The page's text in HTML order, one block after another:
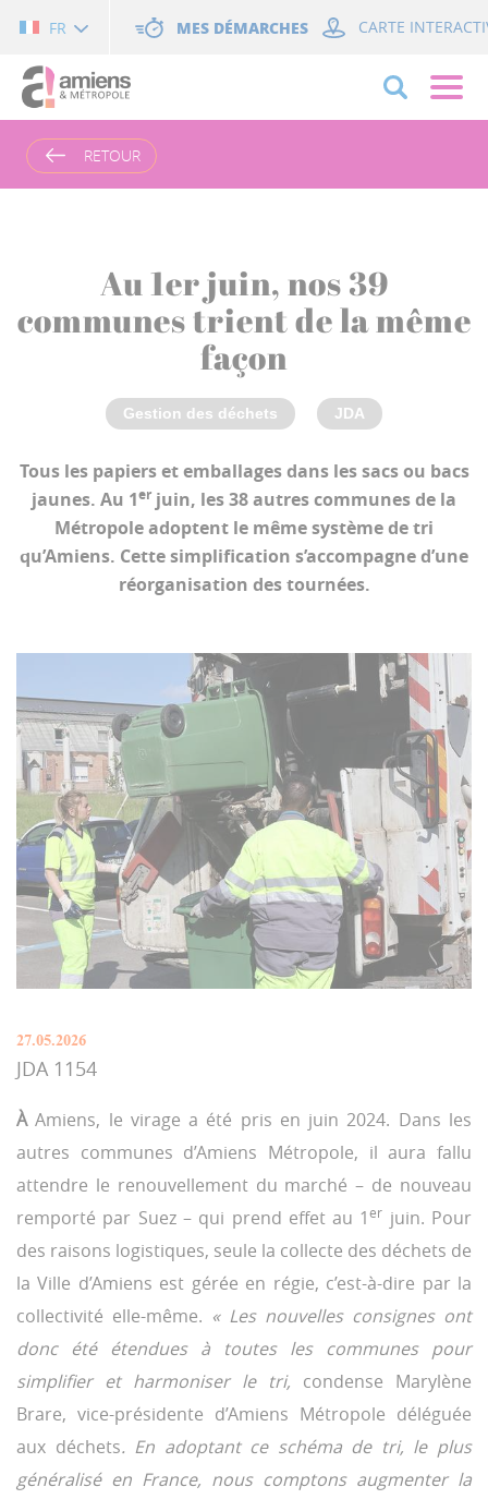
FR MES DÉMARCHES CARTE
RETOUR
Au 1er juin, nos 39
communes trient de la même
façon
Gestion des déchets JDA
Tous les papiers et emballages dans les sacs ou bacs
jaunes. Au 1er juin, les 38 autres communes de la
Métropole adoptent le même système de tri
qu’Amiens. Cette simplification s’accompagne d’une
réorganisation des tournées.
27.05.2026
JDA 1154
ÀAmiens, le virage a été pris en juin 2024. Dans les
autres communes d’Amiens Métropole, il aura fallu
attendre le renouvellement du marché – de nouveau
remporté par Suez – qui prend effet au 1er juin. Pour
des raisons logistiques, seule la collecte des déchets de
la Ville d’Amiens est gérée en régie, c’est-à-dire par la
collectivité elle-même. « Les nouvelles consignes ont
donc été étendues à toutes les communes pour
simplifier et harmoniser le tri, condense Marylène
Brare, vice-présidente d’Amiens Métropole déléguée
aux déchets. En adoptant ce schéma de tri, le plus
généralisé en France, nous comptons augmenter la